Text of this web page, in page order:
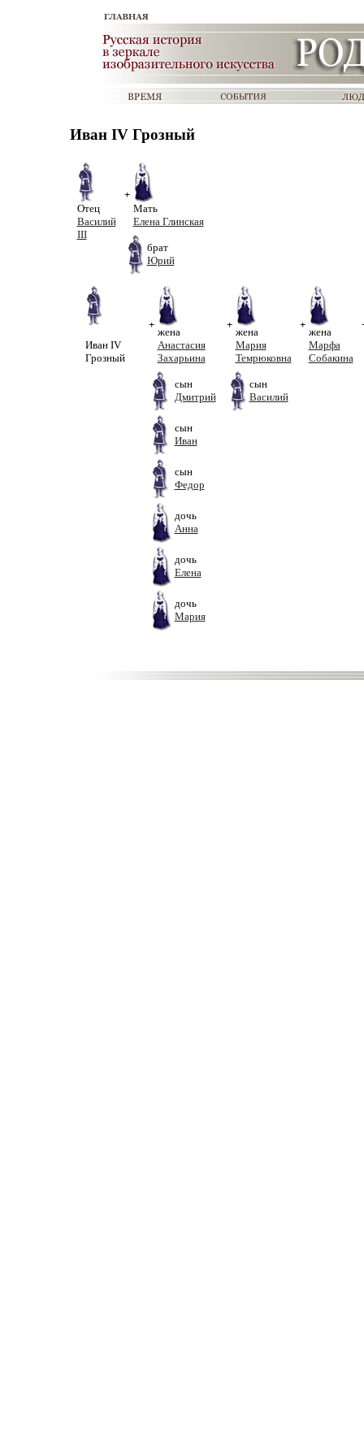
Иван IV Грозный
Отец
Василий
III
+
Мать
Елена Глинская
брат
Юрий
Иван IV
Грозный
+
жена
Анастасия
Захарьина
сын
Дмитрий
сын
Иван
сын
Федор
дочь
Анна
дочь
Елена
дочь
Мария
+
жена
Мария
Темрюковна
сын
Василий
+
жена
Марфа
Собакина